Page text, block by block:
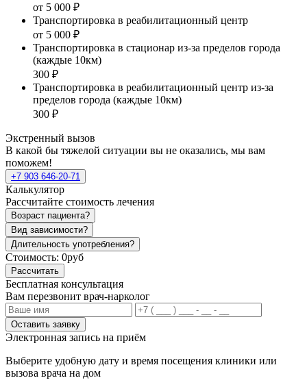
от 5 000 ₽
Транспортировка в реабилитационный центр
от 5 000 ₽
Транспортировка в стационар из-за пределов города
(каждые 10км)
300 ₽
Транспортировка в реабилитационный центр из-за
пределов города (каждые 10км)
300 ₽
Экстренный вызов
В какой бы тяжелой ситуации вы не оказались, мы вам
поможем!
+7 903 646-20-71
Калькулятор
Рассчитайте стоимость лечения
Возраст пациента?
Вид зависимости?
Длительность употребления?
Стоимость: 0руб
Рассчитать
Бесплатная консультация
Вам перезвонит врач-нарколог
Оставить заявку
Электронная запись на приём
Выберите удобную дату и время посещения клиники или
вызова врача на дом